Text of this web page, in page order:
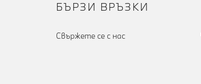
БЪРЗИ ВРЪЗКИ
Cвържете се с нас